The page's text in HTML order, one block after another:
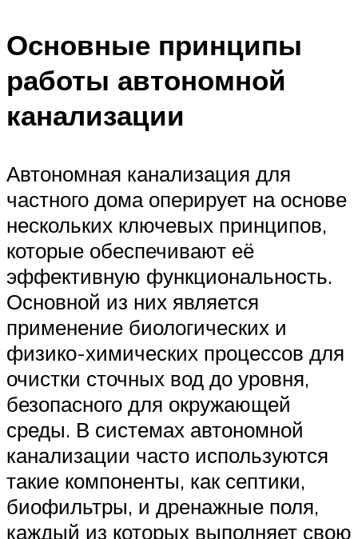
Основные принципы
работы автономной
канализации
Автономная канализация для
частного дома оперирует на основе
нескольких ключевых принципов,
которые обеспечивают её
эффективную функциональность.
Основной из них является
применение биологических и
физико-химических процессов для
очистки сточных вод до уровня,
безопасного для окружающей
среды. В системах автономной
канализации часто используются
такие компоненты, как септики,
биофильтры, и дренажные поля,
каждый из которых выполняет свою